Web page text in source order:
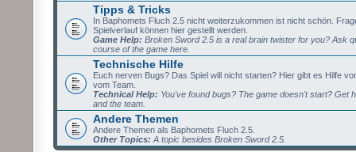
Tipps & Tricks
In Baphomets Fluch 2.5 nicht weiterzukommen ist nicht schön.
Spielverlauf können hier gestellt werden.
Game Help: Broken Sword 2.5 is a real brain twister for you? Ask
course of the game here.
Technische Hilfe
Euch nerven Bugs? Das Spiel will nicht starten? Hier gibt es Hilfe
vom Team.
Technical Help: You've found bugs? The game doesn't start? Get
and the team.
Andere Themen
Andere Themen als Baphomets Fluch 2.5.
Other Topics: A topic besides Broken Sword 2.5.